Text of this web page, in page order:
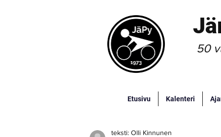
50
Etusivu Kalenteri
teksti: Olli Kinnunen